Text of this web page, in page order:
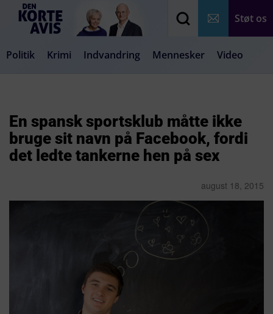
Støt os
Politik Krimi Indvandring Mennesker Video
En spansk sportsklub måtte ikke
bruge sit navn på Facebook, fordi
det ledte tankerne hen på sex
august 18, 2015